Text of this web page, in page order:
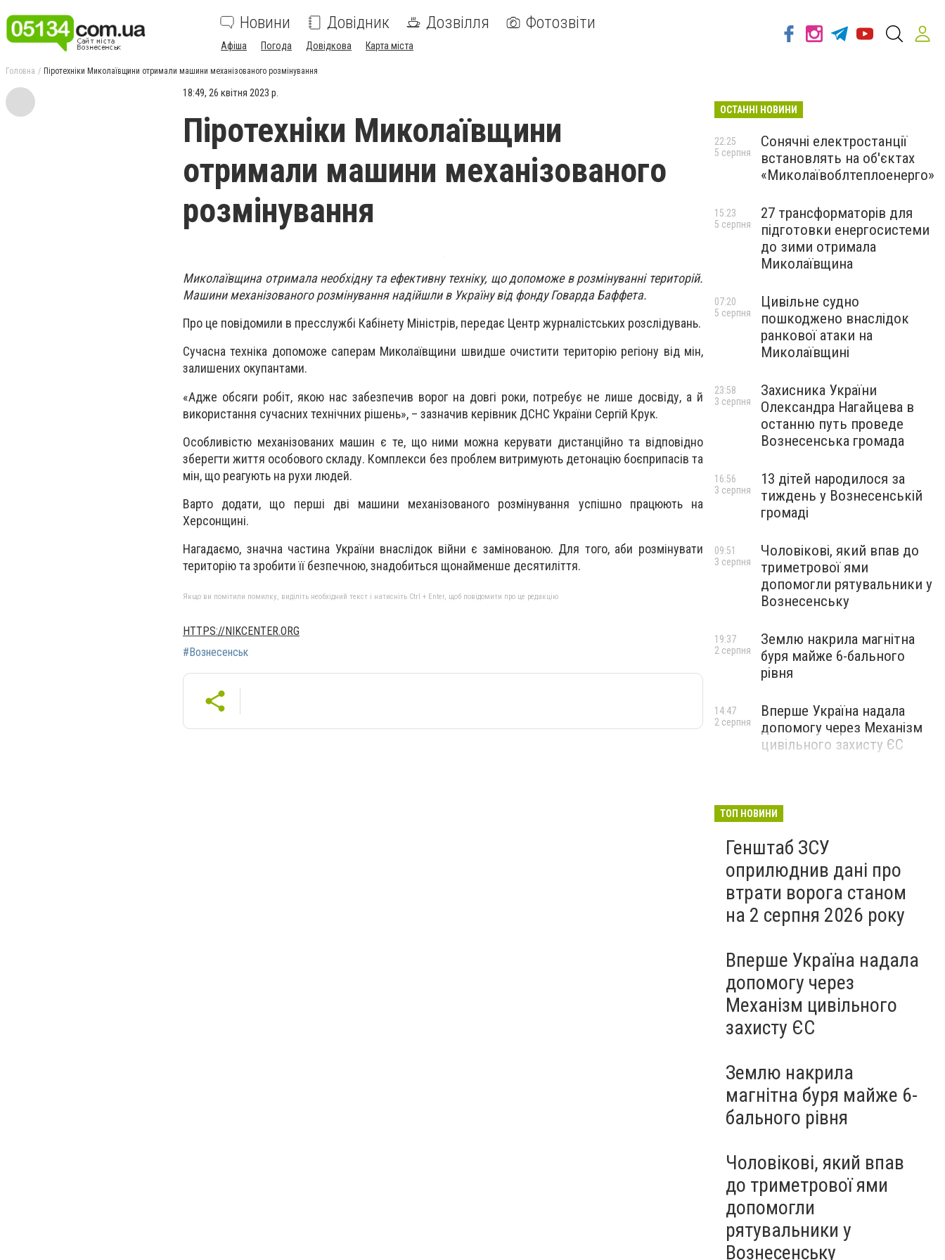
Новини Довідник Дозвілля Фотозвіти
Афіша Погода Довідкова Карта міста
Головна Піротехніки Миколаївщини отримали машини механізованого розмінування
18:49, 26 квітня 2023 р.
Піротехніки Миколаївщини
отримали машини механізованого
розмінування
Миколаївщина отримала необхідну та ефективну техніку, що допоможе в розмінуванні територій.
Машини механізованого розмінування надійшли в Україну від фонду Говарда Баффета.
Про це повідомили в пресслужбі Кабінету Міністрів, передає Центр журналістських розслідувань.
Сучасна техніка допоможе саперам Миколаївщини швидше очистити територію регіону від мін,
залишених окупантами.
«Адже обсяги робіт, якою нас забезпечив ворог на довгі роки, потребує не лише досвіду, а й
використання сучасних технічних рішень», – зазначив керівник ДСНС України Сергій Крук.
Особливістю механізованих машин є те, що ними можна керувати дистанційно та відповідно
зберегти життя особового складу. Комплекси без проблем витримують детонацію боєприпасів та
мін, що реагують на рухи людей.
Варто додати, що перші дві машини механізованого розмінування успішно працюють на
Херсонщині.
Нагадаємо, значна частина України внаслідок війни є замінованою. Для того, аби розмінувати
територію та зробити її безпечною, знадобиться щонайменше десятиліття.
Якщо ви помітили помилку, виділіть необхідний текст і натисніть Ctrl + Enter, щоб повідомити про це редакцію
HTTPS://NIKCENTER.ORG
#Вознесенськ
ОСТАННІ НОВИНИ
Сонячні електростанції
встановлять на об'єктах
«Миколаївоблтеплоенерго»
22:25
5 серпня
27 трансформаторів для
підготовки енергосистеми
до зими отримала
Миколаївщина
15:23
5 серпня
Цивільне судно
пошкоджено внаслідок
ранкової атаки на
Миколаївщині
07:20
5 серпня
Захисника України
Олександра Нагайцева в
останню путь проведе
Вознесенська громада
23:58
3 серпня
13 дітей народилося за
тиждень у Вознесенській
громаді
16:56
3 серпня
Чоловікові, який впав до
триметрової ями
допомогли рятувальники у
Вознесенську
09:51
3 серпня
Землю накрила магнітна
буря майже 6-бального
рівня
19:37
2 серпня
Вперше Україна надала
допомогу через Механізм
цивільного захисту ЄС
14:47
2 серпня
ТОП НОВИНИ
Генштаб ЗСУ
оприлюднив дані про
втрати ворога станом
на 2 серпня 2026 року
Вперше Україна надала
допомогу через
Механізм цивільного
захисту ЄС
Землю накрила
магнітна буря майже 6-
бального рівня
Чоловікові, який впав
до триметрової ями
допомогли
рятувальники у
Вознесенську